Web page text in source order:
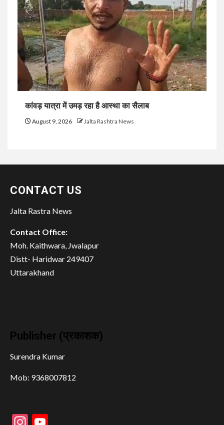
कांवड़ यात्रा में उमड़ रहा है आस्था का सैलाब
August 9, 2026 Jalta Rashtra News
CONTACT US
Jalta Rastra News
Contact Office:
Moh. Kaithwara, Jwalapur
Distt- Haridwar 249407
Uttarakhand
Publisher (प्रकाशक)
Surendra Kumar
Mob: 9368007812